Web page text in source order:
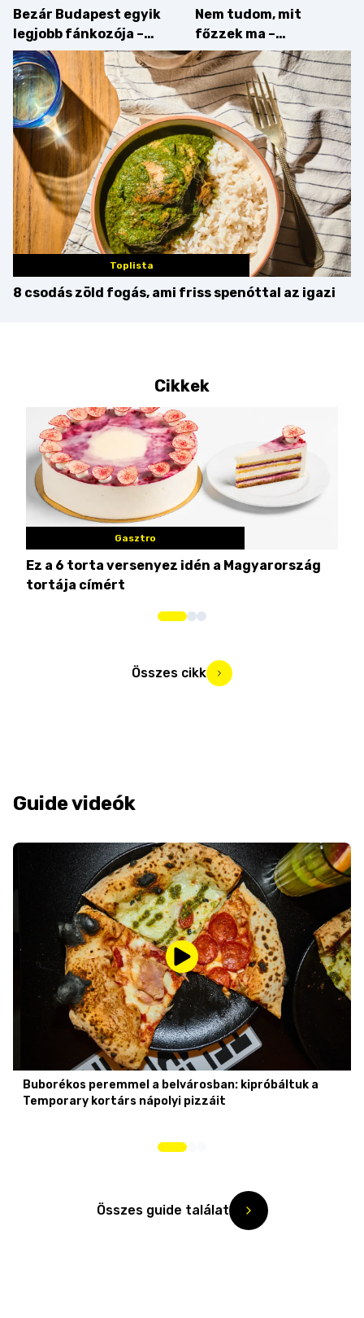
Bezár Budapest egyik
legjobb fánkozója –
búcsúzik a Pampushka
Nem tudom, mit
főzzek ma –
Főszerepben a
camembert
Toplista
8 csodás zöld fogás, ami friss spenóttal az igazi
Cikkek
Gasztro
Ez a 6 torta versenyez idén a Magyarország
tortája címért
Összes cikk
Guide videók
Buborékos peremmel a belvárosban: kipróbáltuk a
Temporary kortárs nápolyi pizzáit
Összes guide találat